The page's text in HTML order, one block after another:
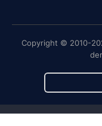
Copyright © 2010-